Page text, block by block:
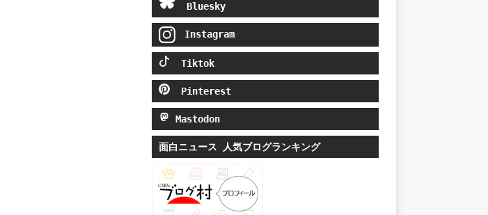
Bluesky
Instagram
Tiktok
Pinterest
Mastodon
面白ニュース 人気ブログランキング